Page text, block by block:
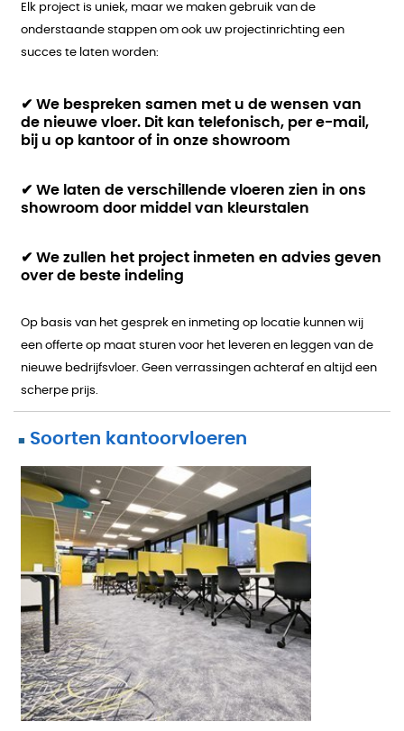
Elk project is uniek, maar we maken gebruik van de
onderstaande stappen om ook uw projectinrichting een
succes te laten worden:
✔ We bespreken samen met u de wensen van
de nieuwe vloer. Dit kan telefonisch, per e-mail,
bij u op kantoor of in onze showroom
✔ We laten de verschillende vloeren zien in ons
showroom door middel van kleurstalen
✔ We zullen het project inmeten en advies geven
over de beste indeling
Op basis van het gesprek en inmeting op locatie kunnen wij
een offerte op maat sturen voor het leveren en leggen van de
nieuwe bedrijfsvloer. Geen verrassingen achteraf en altijd een
scherpe prijs.
■ Soorten kantoorvloeren